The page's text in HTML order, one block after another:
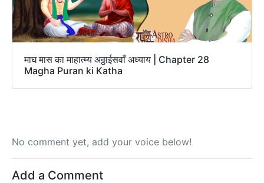
माघ मास का माहात्म्य अठ्ठाईसवाँ अध्याय | Chapter 28
Magha Puran ki Katha
No comment yet, add your voice below!
Add a Comment